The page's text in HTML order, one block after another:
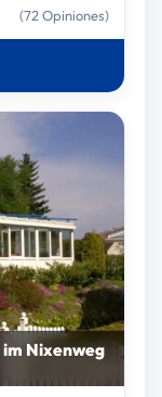
(72 Opiniones)
Nixenweg